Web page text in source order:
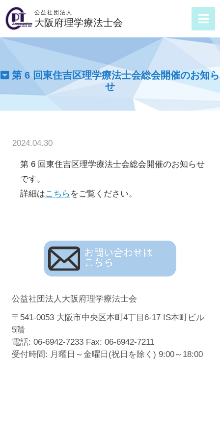
公益社団法人
大阪府理学療法士会
第 6 回東住吉区理学療法士会総会開催のお知ら
せ
2024.04.30
第 6 回東住吉区理学療法士会総会開催のお知らせ
です。
詳細はこちら をご覧ください。
公益社団法人大阪府理学療法士会
〒541-0053 大阪市中央区本町4丁目6-17 IS本町ビル
5階
電話: 06-6942-7233 Fax: 06-6942-7211
受付時間: 月曜日～金曜日(祝日を除く) 9:00～18:00